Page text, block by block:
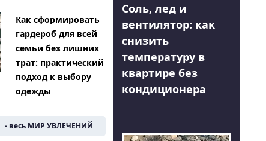
Как сформировать
гардероб для всей
семьи без лишних
трат: практический
подход к выбору
одежды
- весь МИР УВЛЕЧЕНИЙ
Соль, лед и
вентилятор: как
снизить
температуру в
квартире без
кондиционера